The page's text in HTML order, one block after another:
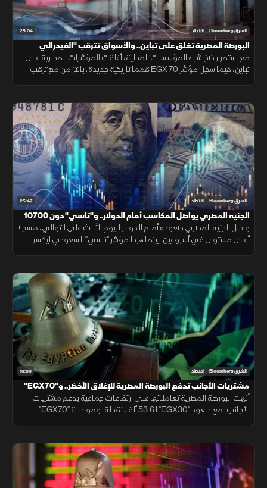
25:04 الشرق Bloomberg اقتصاد
البورصة المصرية تغلق على تباين.. والأسواق تترقب "الفيدرالي
مع استمرار ضخ شراء المؤسسات المحلية، أغلقت المؤشرات المصرية على
تباين، فيما سجل مؤشر EGX 70 قمما تاريخية جديدة، بالتزامن مع ترقب
25:47 الشرق Bloomberg اقتصاد
الجنيه المصري يواصل المكاسب أمام الدولار.. و"تاسي" دون 10700
نقطة
واصل الجنيه المصري صعوده أمام الدولار لليوم الثالث على التوالي، مسجلا
أعلى مستوى في أسبوعين. بينما هبط مؤشر "تاسي" السعودي ليكسر
13:33 الشرق Bloomberg اقتصاد
مشتريات الأجانب تدفع البورصة المصرية للإغلاق الأخضر.. و"EGX70"
يتألق
أنهت البورصة المصرية تعاملاتها على ارتفاعات جماعية بدعم مشتريات
الأجانب، مع صعود "EGX30" لـ53.6 ألف نقطة، ومواصلة "EGX70"